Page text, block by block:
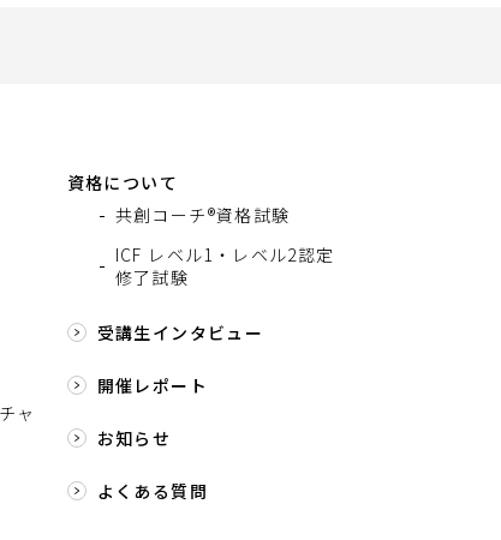
ャ
資格について
共創コーチ®資格試験
ICF レベル1・レベル2認定
修了試験
受講生インタビュー
開催レポート
お知らせ
よくある質問